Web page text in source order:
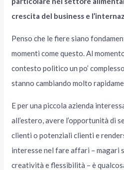
crescita del business e
Penso che le fiere siano
momenti come questo. Al
contesto politico un po’
stanno cambiando molto
E per una piccola azienda
all’estero, avere l’opportunità di
clienti o potenziali clienti e
interesse nel fare affari – magari
creatività e flessibilità – è